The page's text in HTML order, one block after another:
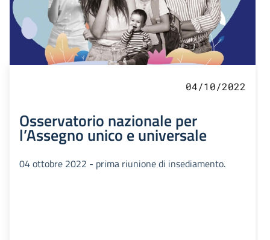
04/10/2022
Osservatorio nazionale per
l’Assegno unico e universale
04 ottobre 2022 - prima riunione di insediamento.